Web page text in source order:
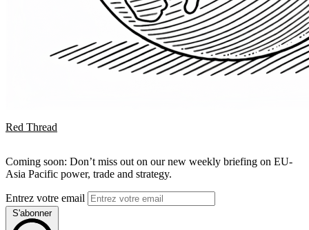
Red Thread
Coming soon: Don’t miss out on our new weekly briefing on EU-
Asia Pacific power, trade and strategy.
Entrez votre email
S'abonner